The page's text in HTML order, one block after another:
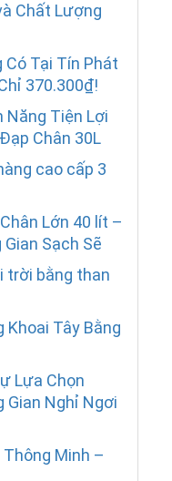
Chất Lượng
Có Tại Tín Phát
370.300₫!
Năng Tiện Lợi
Chân 30L
cao cấp 3
Lớn 40 lít –
Sạch Sẽ
trời bằng than
Khoai Tây Bằng
Lựa Chọn
Gian Nghỉ Ngơi
Minh –